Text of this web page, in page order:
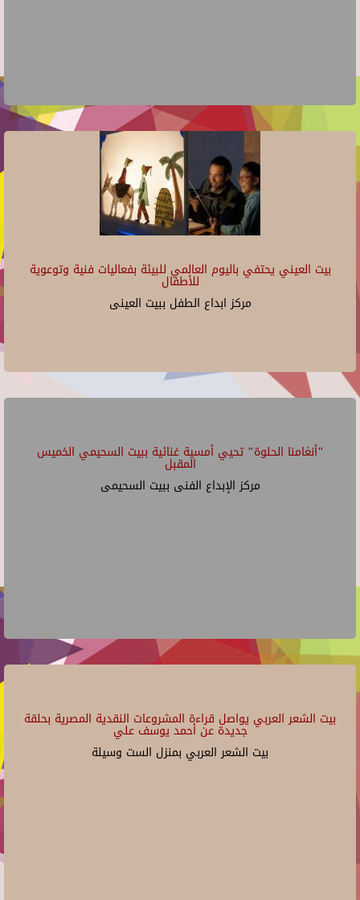
بيت العيني يحتفي باليوم العالمي للبيئة بفعاليات فنية وتوعوية
للأطفال
مركز ابداع الطفل ببيت العينى
"أنغامنا الحلوة" تحيي أمسية غنائية ببيت السحيمي الخميس
المقبل
مركز الإبداع الفنى ببيت السحيمى
بيت الشعر العربي يواصل قراءة المشروعات النقدية المصرية بحلقة
جديدة عن أحمد يوسف علي
بيت الشعر العربي بمنزل الست وسيلة